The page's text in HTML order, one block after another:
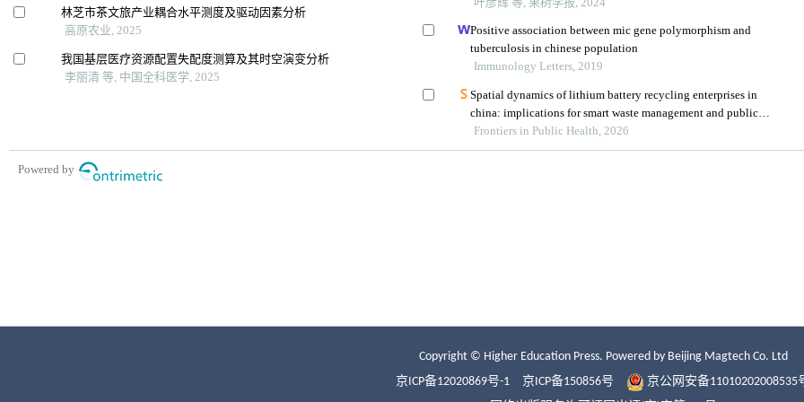
Copyright © Higher Education Press. Powered by Beijing Magtech Co. Ltd
京ICP备12020869号-1
京ICP备150856号
京公网安备11010202008535